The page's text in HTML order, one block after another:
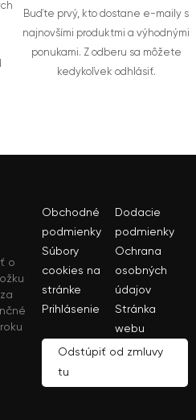
Buďte prvý, kto dostane e-maily s
najnovšími produktmi a výhodnými
ponukami. Z odberu sa môžete
kedykoľvek odhlásiť.
o
Obchodné
podmienky
Dodacie
podmienky
Súbory
cookies na
stránke
Ochrana
osobných
údajov
Prihlásenie
Stránka
webu
Odstúpiť od zmluvy
tu